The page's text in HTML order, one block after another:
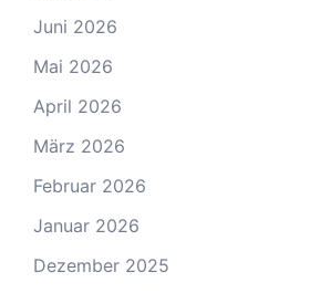
Juni 2026
Mai 2026
April 2026
März 2026
Februar 2026
Januar 2026
Dezember 2025